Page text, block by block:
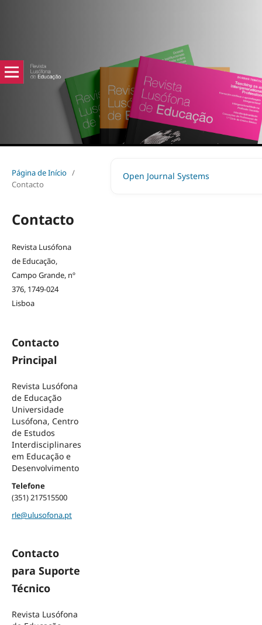
Página de Início /
Contacto
Contacto
Revista Lusófona
de Educação,
Campo Grande, nº
376, 1749-024
Lisboa
Contacto
Principal
Revista Lusófona
de Educação
Universidade
Lusófona, Centro
de Estudos
Interdisciplinares
em Educação e
Desenvolvimento
Telefone
(351) 217515500
rle@ulusofona.pt
Contacto
para Suporte
Técnico
Revista Lusófona
Open Journal Systems